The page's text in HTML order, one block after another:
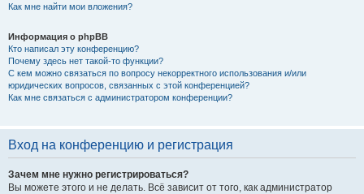
Как мне найти мои вложения?
Информация о phpBB
Кто написал эту конференцию?
Почему здесь нет такой-то функции?
С кем можно связаться по вопросу некорректного использования и/или
юридических вопросов, связанных с этой конференцией?
Как мне связаться с администратором конференции?
Вход на конференцию и регистрация
Зачем мне нужно регистрироваться?
Вы можете этого и не делать. Всё зависит от того, как администратор